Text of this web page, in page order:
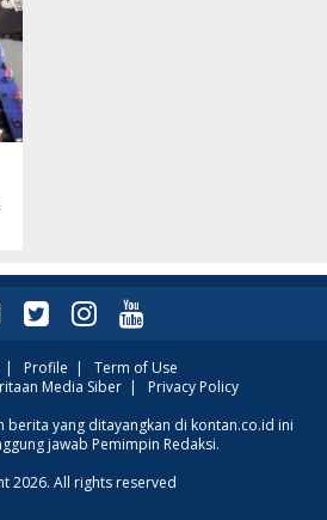
| Profile | Term of Use
Media Siber| Privacy Policy
berita yang ditayangkan di kontan.co.id ini
jawab Pemimpin Redaksi.
2026. All rights reserved